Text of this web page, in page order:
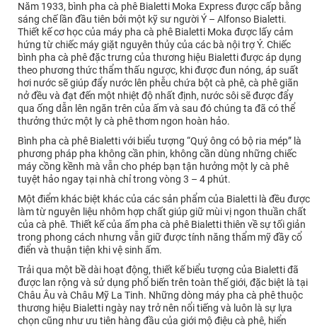
Năm 1933, bình pha cà phê Bialetti Moka Express được cấp bằng
sáng chế lần đầu tiên bởi một kỹ sư người Ý – Alfonso Bialetti.
Thiết kế cơ học của máy pha cà phê Bialetti Moka được lấy cảm
hứng từ chiếc máy giặt nguyên thủy của các bà nội trợ Ý. Chiếc
bình pha cà phê đặc trưng của thương hiệu Bialetti được áp dụng
theo phương thức thẩm thấu ngược, khi được đun nóng, áp suất
hơi nước sẽ giúp đẩy nước lên phễu chứa bột cà phê, cà phê giãn
nở đều và đạt đến một nhiệt độ nhất định, nước sôi sẽ được đẩy
qua ống dẫn lên ngăn trên của ấm và sau đó chúng ta đã có thể
thưởng thức một ly cà phê thơm ngon hoàn hảo.
Bình pha cà phê Bialetti với biểu tượng “Quý ông có bộ ria mép” là
phương pháp pha không cần phin, không cần dùng những chiếc
máy cồng kềnh mà vẫn cho phép bạn tận hưởng một ly cà phê
tuyệt hảo ngay tại nhà chỉ trong vòng 3 – 4 phút.
Một điểm khác biệt khác của các sản phẩm của Bialetti là đều được
làm từ nguyên liệu nhôm hợp chất giúp giữ mùi vị ngon thuần chất
của cà phê. Thiết kế của ấm pha cà phê Bialetti thiên về sự tối giản
trong phong cách nhưng vẫn giữ được tính năng thẩm mỹ đầy cổ
điển và thuận tiện khi vệ sinh ấm.
Trải qua một bề dài hoạt động, thiết kế biểu tượng của Bialetti đã
được lan rộng và sử dụng phổ biến trên toàn thế giới, đặc biệt là tại
Châu Âu và Châu Mỹ La Tinh. Những dòng máy pha cà phê thuộc
thương hiệu Bialetti ngày nay trở nên nổi tiếng và luôn là sự lựa
chọn cũng như ưu tiên hàng đầu của giới mộ điệu cà phê, hiển